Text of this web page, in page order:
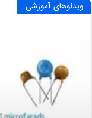
ویدئوهای آموزشی